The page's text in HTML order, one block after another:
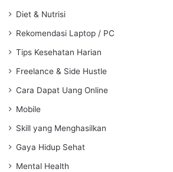
Diet & Nutrisi
Rekomendasi Laptop / PC
Tips Kesehatan Harian
Freelance & Side Hustle
Cara Dapat Uang Online
Mobile
Skill yang Menghasilkan
Gaya Hidup Sehat
Mental Health